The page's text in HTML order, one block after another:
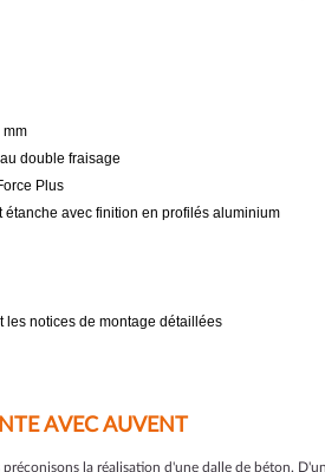
mm
double fraisage
Plus
avec finition en profilés aluminium
les notices de montage détaillées
AVEC AUVENT
la réalisation d'une dalle de béton.